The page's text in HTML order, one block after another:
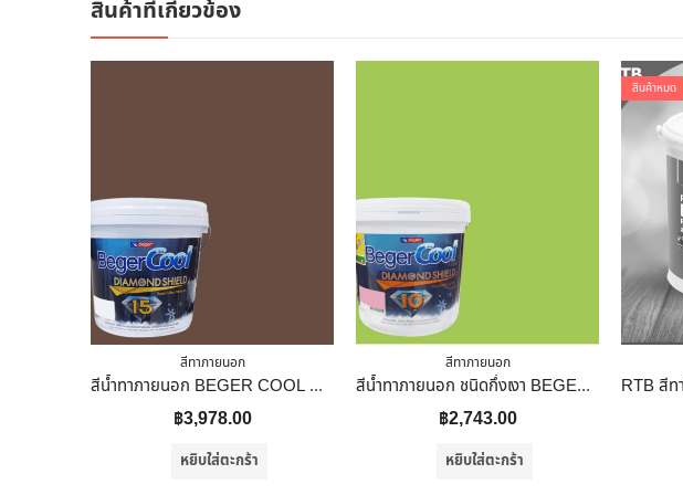
สินค้าที่เกี่ยวข้อง
สีทาภายนอก
สีน้ำทาภายนอก BEGER COOL DIAMONDSHIELD 15 สี LOG CABIN #184-6 กึ่งเงา 9 ลิตร
฿3,978.00
หยิบใส่ตะกร้า
สีทาภายนอก
สีน้ำทาภายนอก ชนิดกึ่งเงา BEGERCOOL DIAMONDSHIELD 10 069-5 สี SWEET SUMMER 9 ลิตร
฿2,743.00
หยิบใส่ตะกร้า
สินค้าหมด